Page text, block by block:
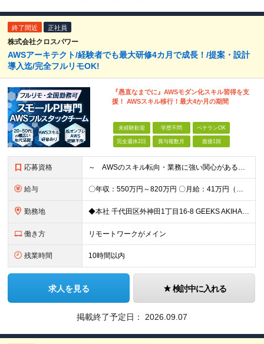
終了間近 正社員
株式会社クロスパワー
AWSアーキテクト/経験者でも最大研修4カ月で成長！/提案・設計
導入迄/完全フルリモOK!
『愚直なまでに』AWSモダン化スキル習得を支
援！ AWSスキル移行！最大4か月の期間
未経験歓迎 学歴不問 ベテランOK
完全週休2日 賞与複数月 面接1回
応募資格 ～ AWSのスキル転向・業務に強い関心がある方、仲間になりませんか？ ～ 【必須条件】 ・学歴不問 ・Webシステム構築経験がある方 ・インフラ、アーキテクチャーの理解、関心がある方 ◆賞与年2回
給与 〇年収：550万円～820万円 〇月給：41万円（固定残業100,898円含）～ 60万円（固定残業152,929円含）＋賞与＋資格手当 ※固定残業は45時間（当社の平均残業は8時間です）。 万が一
勤務地 ◆本社 千代田区外神田1丁目16-8 GEEKS AKIHABARA 3階 ◆リモートワーク者多数 ※上記を除く当社関連勤務地
働き方 リモートワークがメイン
残業時間 10時間以内
求人を見る 検討中に入れる
掲載終了予定日： 2026.09.07